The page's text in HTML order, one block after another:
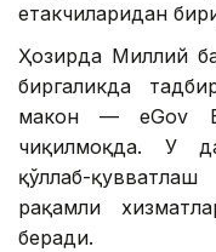
етакчиларидан
Ҳозирда Миллий
биргаликда
макон — eGov
чиқилмоқда. У
қўллаб-
рақамли
беради.